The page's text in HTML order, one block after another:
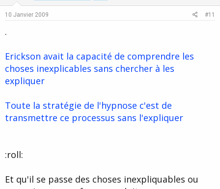
e
o
10 Janvier 2009 #11
.
Erickson avait la capacité de comprendre les
choses inexplicables sans chercher à les
expliquer
Toute la stratégie de l'hypnose c'est de
transmettre ce processus sans l'expliquer
:roll:
Et qu'il se passe des choses inexpliquables ou